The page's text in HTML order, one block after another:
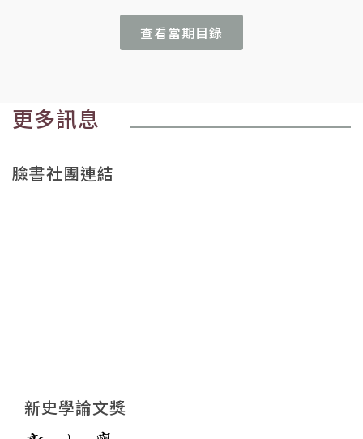
查看當期目錄
更多訊息
臉書社團連結
新史學論文獎